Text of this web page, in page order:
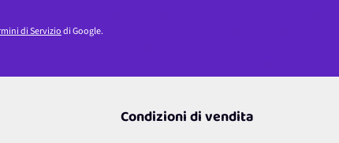
di Serviziodi Google.
Condizioni di vendita